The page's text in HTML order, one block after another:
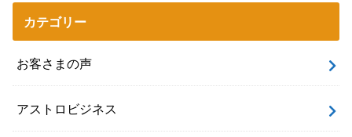
カテゴリー
お客さまの声
アストロビジネス